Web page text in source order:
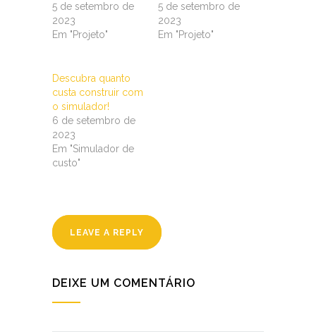
5 de setembro de
2023
Em "Projeto"
5 de setembro de
2023
Em "Projeto"
Descubra quanto
custa construir com
o simulador!
6 de setembro de
2023
Em "Simulador de
custo"
LEAVE A REPLY
DEIXE UM COMENTÁRIO